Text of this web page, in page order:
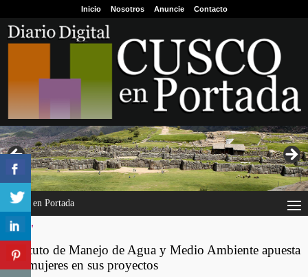
Inicio Nosotros Anuncie Contacto
Cusco en Portada
"ima"
Instituto de Manejo de Agua y Medio Ambiente apuesta
por mujeres en sus proyectos